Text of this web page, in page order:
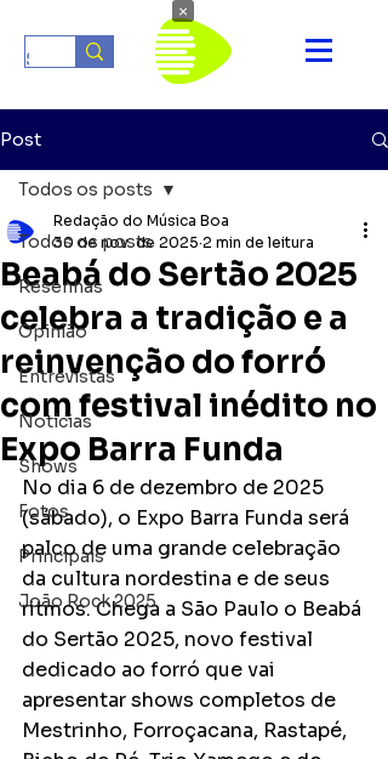
Post
Todos os posts
Resenhas
Opinião
Entrevistas
Notícias
Shows
Fotos
Principais
João Rock 2025
Todos os posts
Beabá do Sertão 2025
celebra a tradição e a
reinvenção do forró
com festival inédito no
Expo Barra Funda
Redação do Música Boa
30 de nov. de 2025 2 min de leitura
No dia 6 de dezembro de 2025
(sábado), o Expo Barra Funda será
palco de uma grande celebração
da cultura nordestina e de seus
ritmos. Chega a São Paulo o Beabá
do Sertão 2025, novo festival
dedicado ao forró que vai
apresentar shows completos de
Mestrinho, Forroçacana, Rastapé,
×